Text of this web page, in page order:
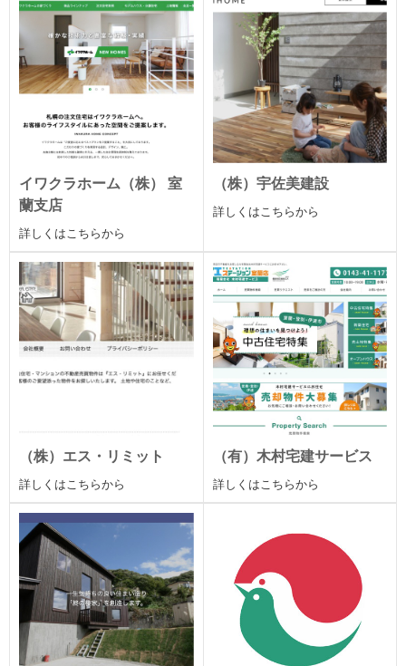
イワクラホーム（株） 室
蘭支店
詳しくはこちらから
（株）宇佐美建設
詳しくはこちらから
（株）エス・リミット
詳しくはこちらから
（有）木村宅建サービス
詳しくはこちらから